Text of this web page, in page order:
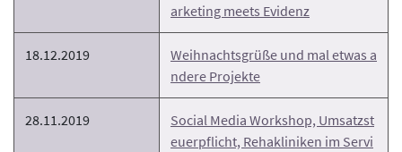
arketing meets Evidenz
18.12.2019
Weihnachtsgrüße und mal etwas a
ndere Projekte
28.11.2019
Social Media Workshop, Umsatzst
euerpflicht, Rehakliniken im Servi